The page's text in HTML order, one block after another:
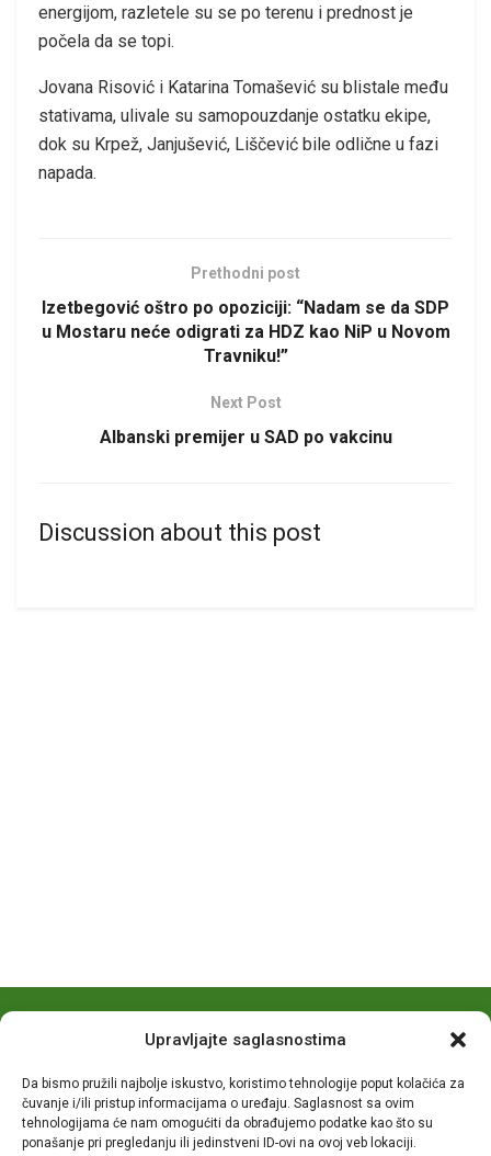
Upravljajte saglasnostima
Da bismo pružili najbolje iskustvo, koristimo tehnologije poput kolačića za
čuvanje i/ili pristup informacijama o uređaju. Saglasnost sa ovim
tehnologijama će nam omogućiti da obrađujemo podatke kao što su
ponašanje pri pregledanju ili jedinstveni ID-ovi na ovoj veb lokaciji.
energijom, razletele su se po terenu i prednost je
počela da se topi.
Jovana Risović i Katarina Tomašević su blistale među
stativama, ulivale su samopouzdanje ostatku ekipe,
dok su Krpež, Janjušević, Liščević bile odlične u fazi
napada.
Prethodni post
Izetbegović oštro po opoziciji: “Nadam se da SDP
u Mostaru neće odigrati za HDZ kao NiP u Novom
Travniku!”
Next Post
Albanski premijer u SAD po vakcinu
Discussion about this post
© 2026TutinPRESS- by-IT-Impuls